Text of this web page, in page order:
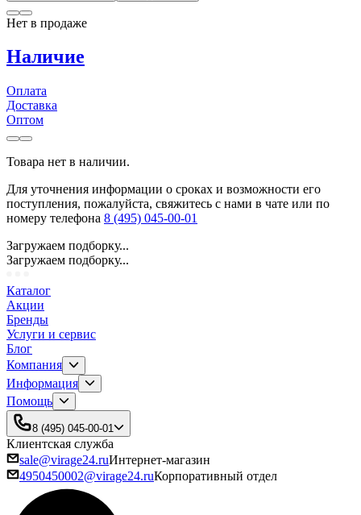
Нет в продаже
Наличие
Оплата
Доставка
Оптом
Товара нет в наличии.
Для уточнения информации о сроках и возможности его
поступления, пожалуйста, свяжитесь с нами в чате или по
номеру телефона 8 (495) 045-00-01
Загружаем подборку...
Загружаем подборку...
Каталог
Акции
Бренды
Услуги и сервис
Блог
Компания
Информация
Помощь
8 (495) 045-00-01
Клиентская служба
sale@virage24.ruИнтернет-магазин
4950450002@virage24.ruКорпоративный отдел